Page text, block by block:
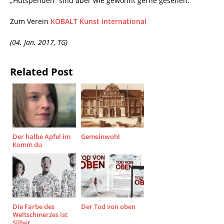
Zum Verein KOBALT Kunst international
(04. Jan. 2017, TG)
Related Post
Der halbe Apfel im
Komm du
Gemeinwohl
Die Farbe des
Weltschmerzes ist
Der Tod von oben